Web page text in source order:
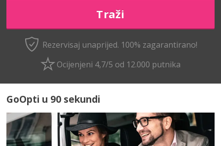
Rezervisaj unaprijed. 100% zagarantirano!
Ocijenjeni 4,7/5 od 12.000 putnika
GoOpti u 90 sekundi